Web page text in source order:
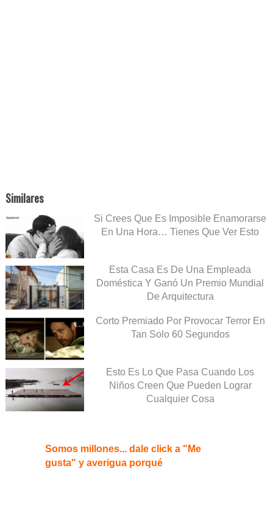
Similares
Si Crees Que Es Imposible Enamorarse
En Una Hora… Tienes Que Ver Esto
Esta Casa Es De Una Empleada
Doméstica Y Ganó Un Premio Mundial
De Arquitectura
Corto Premiado Por Provocar Terror En
Tan Solo 60 Segundos
Esto Es Lo Que Pasa Cuando Los
Niños Creen Que Pueden Lograr
Cualquier Cosa
Somos millones... dale click a "Me
gusta" y averigua porqué